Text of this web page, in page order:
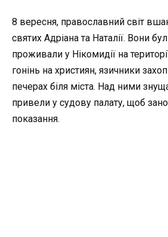
8 вересня, православний світ
святих Адріана та Наталії. Вони
проживали у Нікомидії на
гонінь на християн, язичники
печерах біля міста. Над ними
привели у судову палату, щоб
показання.